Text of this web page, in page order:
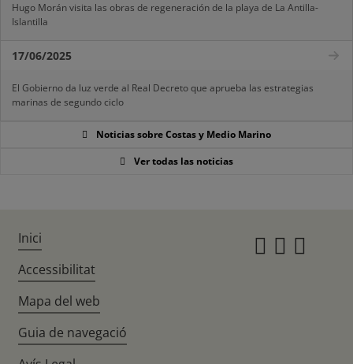
Hugo Morán visita las obras de regeneración de la playa de La Antilla-
Islantilla
17/06/2025
El Gobierno da luz verde al Real Decreto que aprueba las estrategias
marinas de segundo ciclo
Noticias sobre Costas y Medio Marino
Ver todas las noticias
Inici
Accessibilitat
Mapa del web
Guia de navegació